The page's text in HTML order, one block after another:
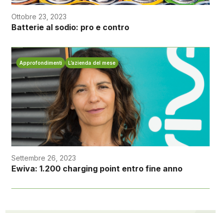
Ottobre 23, 2023
Batterie al sodio: pro e contro
Approfondimenti L’azienda del mese
Settembre 26, 2023
Ewiva: 1.200 charging point entro fine anno